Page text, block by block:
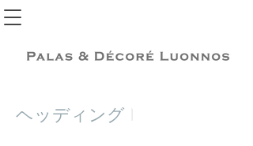
ヘッディング 1